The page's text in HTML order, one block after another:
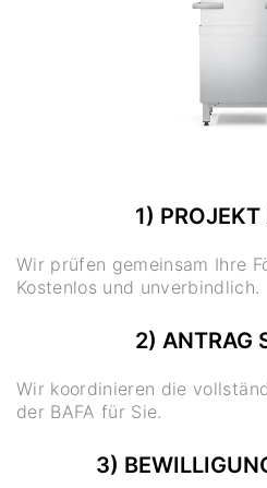
1) PROJEKT
Wir prüfen gemeinsam Ihre
Kostenlos und unverbindlich.
2) ANTRAG
Wir koordinieren die
der BAFA für Sie.
3)